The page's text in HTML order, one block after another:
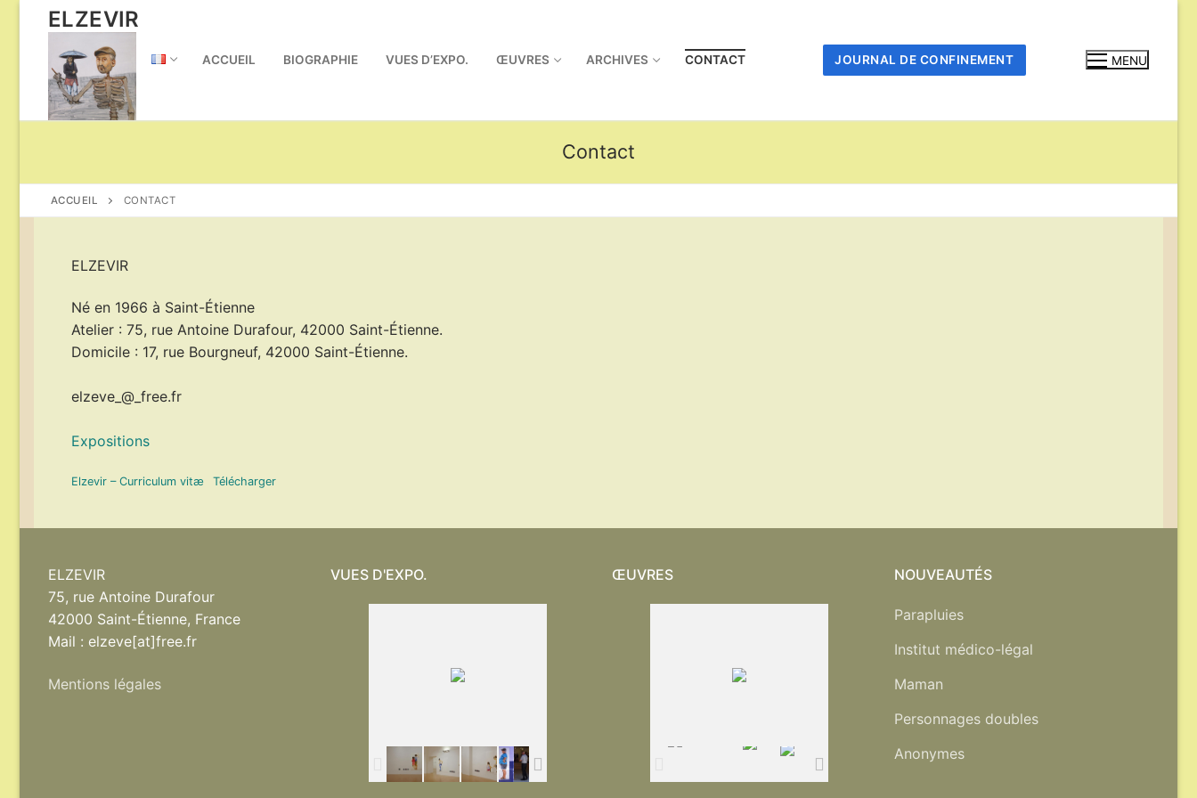
contenu
ELZEVIR
ACCUEIL BIOGRAPHIE VUES D’EXPO. ŒUVRES ARCHIVES CONTACT JOURNAL DE CONFINEMENT MENU
Contact
ACCUEIL CONTACT
ELZEVIR
Né en 1966 à Saint-Étienne
Atelier : 75, rue Antoine Durafour, 42000 Saint-Étienne.
Domicile : 17, rue Bourgneuf, 42000 Saint-Étienne.
elzeve_@_free.fr
Expositions
Elzevir – Curriculum vitæ Télécharger
ELZEVIR
75, rue Antoine Durafour
42000 Saint-Étienne, France
Mail : elzeve[at]free.fr
Mentions légales
VUES D'EXPO. ŒUVRES NOUVEAUTÉS
Parapluies
Institut médico-légal
Maman
Personnages doubles
Anonymes